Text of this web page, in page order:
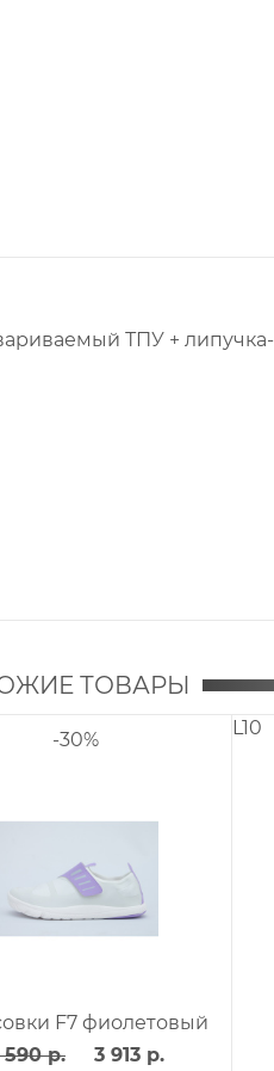
ТПУ +
ТОВАРЫ
-30%
F7 фиолетовый
590 р.
3 913 р.
L10